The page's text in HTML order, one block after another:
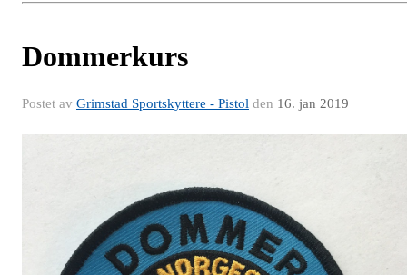
Dommerkurs
Postet av Grimstad Sportskyttere - Pistol den 16. jan 2019